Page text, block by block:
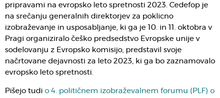
pripravami na evropsko leto spretnosti 2023. Cedefop je
na srečanju generalnih direktorjev za poklicno
izobraževanje in usposabljanje, ki ga je 10. in 11. oktobra v
Pragi organiziralo češko predsedstvo Evropske unije v
sodelovanju z Evropsko komisijo, predstavil svoje
načrtovane dejavnosti za leto 2023, ki ga bo zaznamovalo
evropsko leto spretnosti.
Pišejo tudi o 4. političnem izobraževalnem forumu (PLF) o